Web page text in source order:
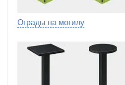
Ограды на могилу